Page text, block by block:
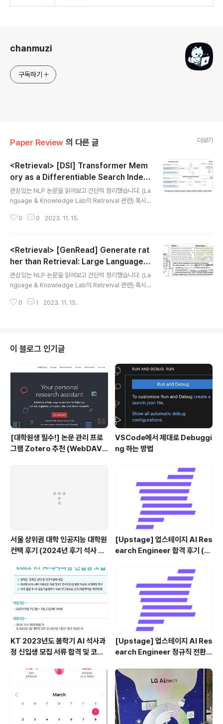
chanmuzi
구독하기
Paper Review 의 다른 글 더보기
<Retrieval> [DSI] Transformer Mem
ory as a Differentiable Search Index
(2022.02)
관심있는 NLP 논문을 읽어보고 간단히 정리했습니다. (La
nguage & Knowledge Lab의 Retreival 관련) 혹시
[Google Research] - string query를 관련 docids
encoder 모델과 같은 베이스라인을 압도했을 뿐만 아니
라 zero-shot setup에서도 강한 일반화 능력을 보여줌
배경 Information Retrieval (IR) 시스템에 대해 'retrie
ve-then-rank' 전략이 주로 사용됨 유저의 query q와
관련성이 높은 문서 ..
0 0 2023. 11. 15.
<Retrieval> [GenRead] Generate rat
her than Retrieval: Large Language
Models are Strong Context Generat
ors (2023.01)
관심있는 NLP 논문을 읽어보고 간단히 정리했습니다. (La
nguage & Knowledge Lab의 Retreival 관련) 혹시
[Microsoft Cognitive Service Research], ICLR 2
식 - 외부 knowledge source로부터 어떤 문서도 retri
eve하지 않고 여러 태스크에서 SoTA 성능 달성 - retrie
val & generation 형태로 결합도 가능 배경 knowledg
e-intensive task를..
0 1 2023. 11. 15.
이 블로그 인기글
[대학원생 필수!] 논문 관리 프로
그램 Zotero 추천 (WebDAV
VSCode에서 제대로 Debuggi
ng 하는 방법
서울 상위권 대학 인공지능 대학원
컨택 후기 (2024년 후기 석사 지
[Upstage] 업스테이지 AI Res
earch Engineer 합격 후기 (정
KT 2023년도 봄학기 AI 석사과
정 신입생 모집 서류 합격 및 코딩
[Upstage] 업스테이지 AI Res
earch Engineer 정규직 전환